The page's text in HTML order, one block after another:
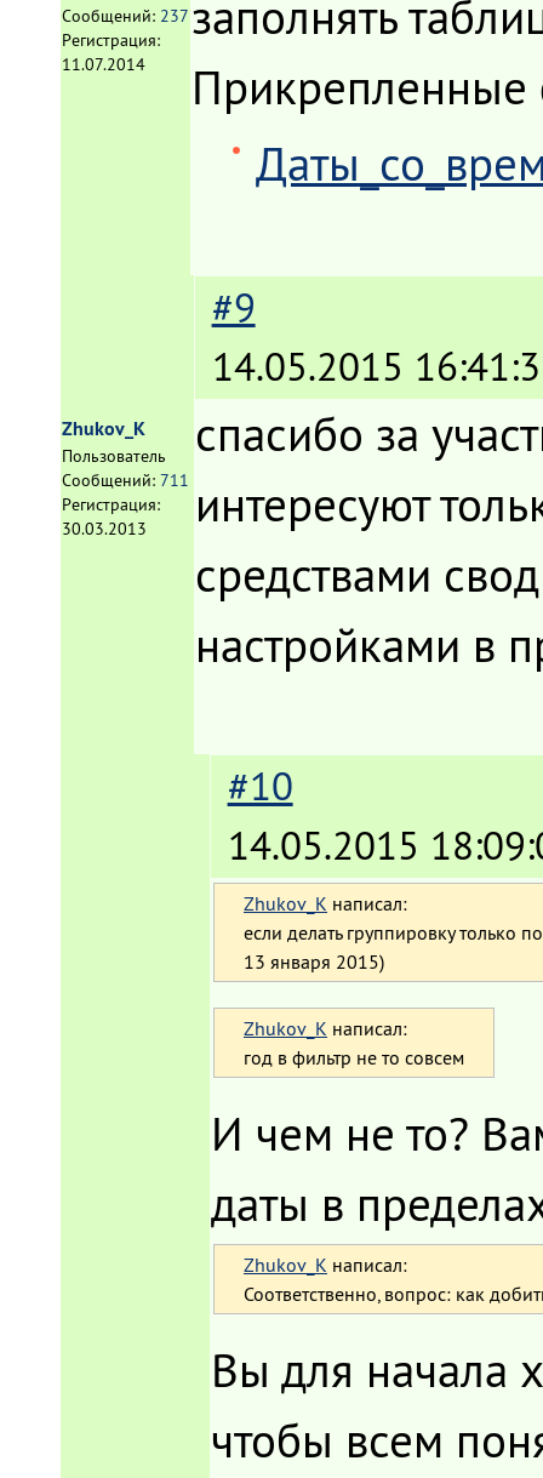
Сообщений: 237
Регистрация:
11.07.2014
заполнять
Zhukov_K
Пользователь
Сообщений: 711
Регистрация:
30.03.2013
#9
14.05.2015
спасибо за
интересуют
средствами
настройками в
#10
14.05.2015
Zhukov_K написал:
если делать группировку только
13 января 2015)
Zhukov_K написал:
год в фильтр не то совсем
И чем не то?
даты в
Zhukov_K написал:
Соответственно, вопрос: как
Вы для начала
чтобы всем